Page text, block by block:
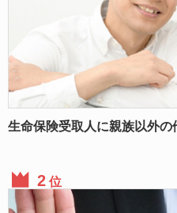
生命保険受取人に親族以外の
位